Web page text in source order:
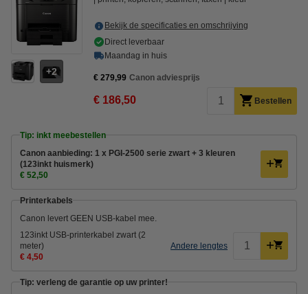
2
Bekijk de specificaties en omschrijving
Direct leverbaar
Maandag in huis
€ 279,99 Canon adviesprijs
€ 186,50 Bestellen
Tip: inkt meebestellen
Canon aanbieding: 1 x PGI-2500 serie zwart + 3 kleuren
(123inkt huismerk)
€ 52,50
Printerkabels
Canon levert GEEN USB-kabel mee.
123inkt USB-printerkabel zwart (2
meter)
€ 4,50
Andere lengtes
Tip: verleng de garantie op uw printer!